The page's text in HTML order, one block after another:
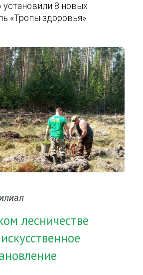
установили 8 новых
«Тропы здоровья».
лесничестве